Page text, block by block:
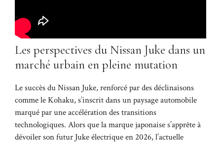
Les perspectives du Nissan Juke dans un
marché urbain en pleine mutation
Le succès du Nissan Juke, renforcé par des déclinaisons
comme le Kohaku, s’inscrit dans un paysage automobile
marqué par une accélération des transitions
technologiques. Alors que la marque japonaise s’apprête à
dévoiler son futur Juke électrique en 2026, l’actuelle